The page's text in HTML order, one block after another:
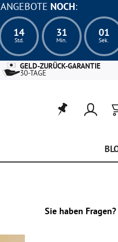
ANGEBOTE NOCH:
14
Std.
31
Min.
00
Sek.
GELD-ZURÜCK-GARANTIE
30-TAGE
Sie haben Fragen?